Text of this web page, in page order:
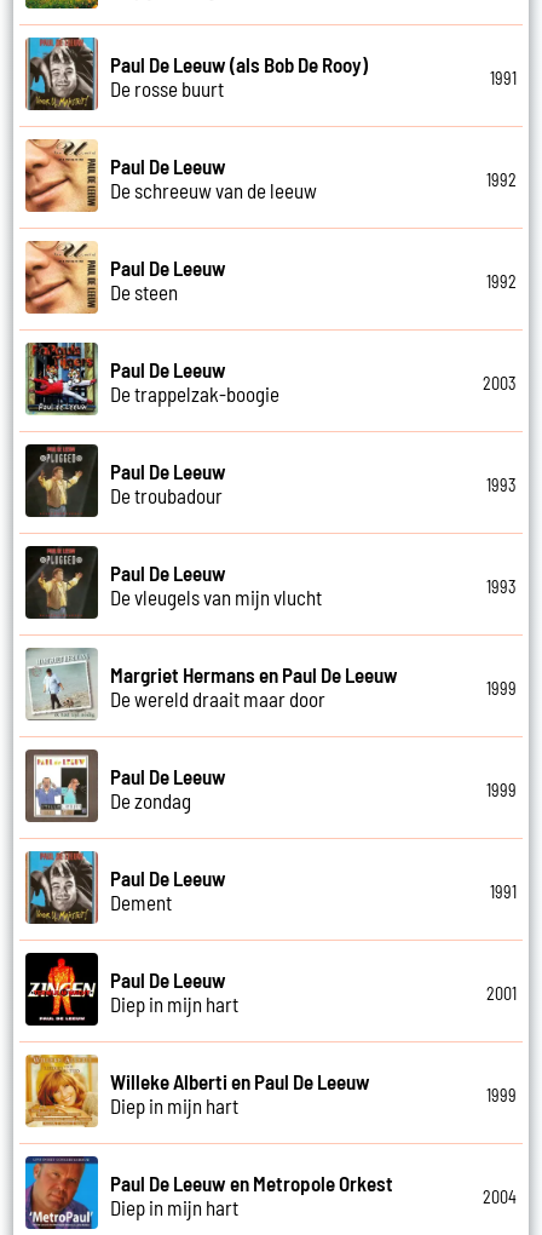
Paul De Leeuw (als Bob De Rooy)
De rosse buurt
1991
Paul De Leeuw
De schreeuw van de leeuw
1992
Paul De Leeuw
De steen
1992
Paul De Leeuw
De trappelzak-boogie
2003
Paul De Leeuw
De troubadour
1993
Paul De Leeuw
De vleugels van mijn vlucht
1993
Margriet Hermans en Paul De Leeuw
De wereld draait maar door
1999
Paul De Leeuw
De zondag
1999
Paul De Leeuw
Dement
1991
Paul De Leeuw
Diep in mijn hart
2001
Willeke Alberti en Paul De Leeuw
Diep in mijn hart
1999
Paul De Leeuw en Metropole Orkest
Diep in mijn hart
2004